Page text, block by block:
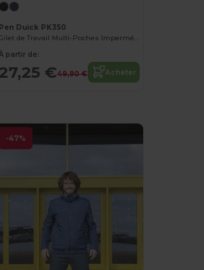
Pen Duick PK350
Gilet de Travail Multi-Poches Imperméable
partir de:
27,25 €49,90 € Acheter
-47%